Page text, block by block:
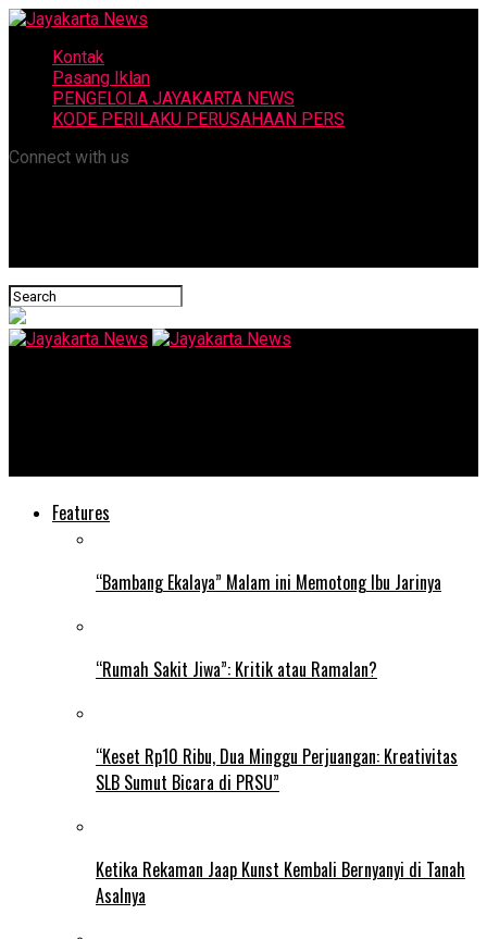
Kontak
Pasang Iklan
PENGELOLA JAYAKARTA NEWS
KODE PERILAKU PERUSAHAAN PERS
Connect with us
Features
“Bambang Ekalaya” Malam ini Memotong Ibu Jarinya
“Rumah Sakit Jiwa”: Kritik atau Ramalan?
“Keset Rp10 Ribu, Dua Minggu Perjuangan: Kreativitas
SLB Sumut Bicara di PRSU”
Ketika Rekaman Jaap Kunst Kembali Bernyanyi di Tanah
Asalnya